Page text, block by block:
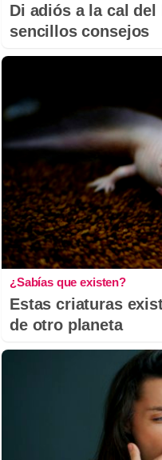
Di adiós a la cal
sencillos consejos
¿Sabías que existen?
Estas criaturas
de otro planeta